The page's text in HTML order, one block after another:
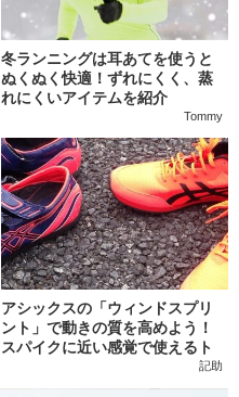
冬ランニングは耳あてを使うと
ぬくぬく快適！ずれにくく、蒸
れにくいアイテムを紹介
Tommy
アシックスの「ウィンドスプリ
ント」で動きの質を高めよう！
スパイクに近い感覚で使えるト
記助